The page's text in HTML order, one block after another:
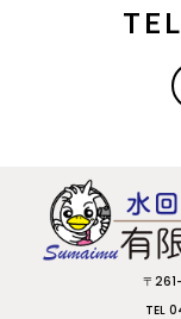
〒
TEL